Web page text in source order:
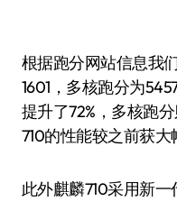
根据跑分网站信息我
1601，多核跑分为
提升了72%，多核跑
710的性能较之前获大
此外麒麟710采用新